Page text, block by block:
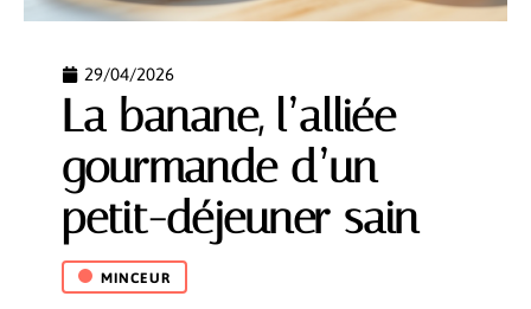
29/04/2026
La banane, l’alliée
gourmande d’un
petit-déjeuner sain
MINCEUR